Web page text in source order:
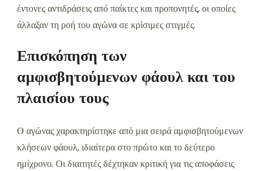
έντονες αντιδράσεις από παίκτες και προπονητές, οι οποίες
άλλαξαν τη ροή του αγώνα σε κρίσιμες στιγμές.
Επισκόπηση των
αμφισβητούμενων φάουλ και του
πλαισίου τους
Ο αγώνας χαρακτηρίστηκε από μια σειρά αμφισβητούμενων
κλήσεων φάουλ, ιδιαίτερα στο πρώτο και το δεύτερο
ημίχρονο. Οι διαιτητές δέχτηκαν κριτική για τις αποφάσεις